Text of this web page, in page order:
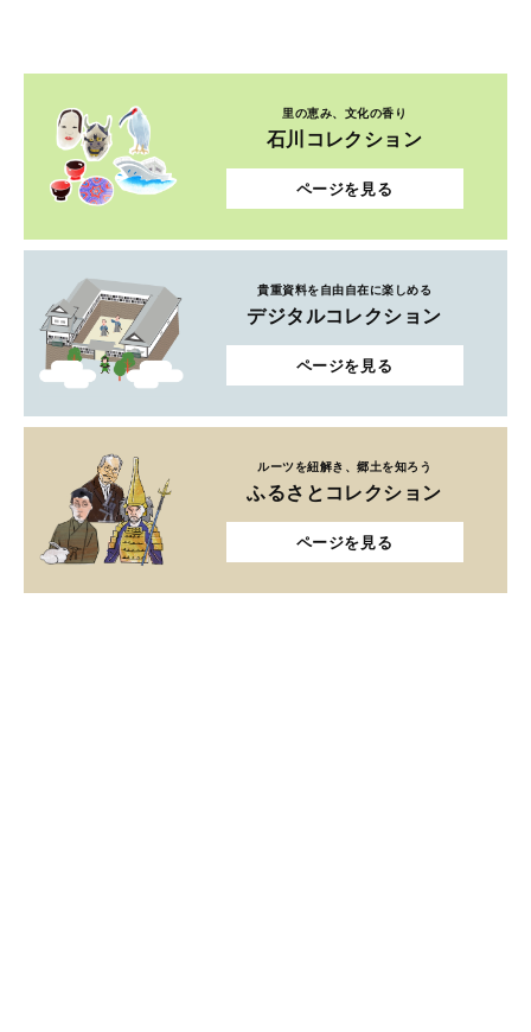
里の恵み、文化の香り
石川コレクション
ページを見る
貴重資料を自由自在に楽しめる
デジタルコレクション
ページを見る
ルーツを紐解き、郷土を知ろう
ふるさとコレクション
ページを見る